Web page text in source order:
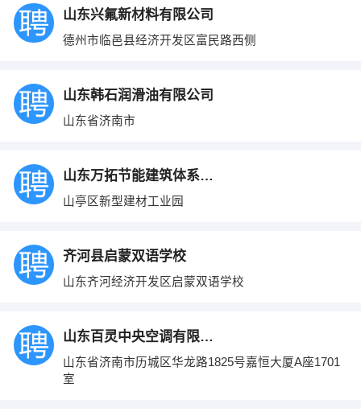
山东兴氟新材料有限公司
德州市临邑县经济开发区富民路西侧
山东韩石润滑油有限公司
山东省济南市
山东万拓节能建筑体系有限责任公司
山亭区新型建材工业园
齐河县启蒙双语学校
山东齐河经济开发区启蒙双语学校
山东百灵中央空调有限公司
山东省济南市历城区华龙路1825号嘉恒大厦A座1701
室